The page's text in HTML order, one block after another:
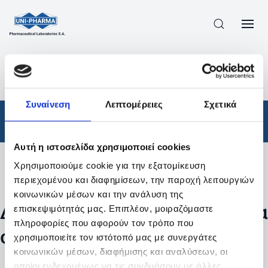
Συναίνεση Λεπτομέρειες Σχετικά
Αυτή η ιστοσελίδα χρησιμοποιεί cookies
Χρησιμοποιούμε cookie για την εξατομίκευση
περιεχομένου και διαφημίσεων, την παροχή λειτουργιών
κοινωνικών μέσων και την ανάλυση της
επισκεψιμότητάς μας. Επιπλέον, μοιραζόμαστε
πληροφορίες που αφορούν τον τρόπο που
χρησιμοποιείτε τον ιστότοπό μας με συνεργάτες
κοινωνικών μέσων, διαφήμισης και αναλύσεων, οι
οποίοι ενδεχομένως να τις συνδυάσουν με άλλες
ΠΡΟΪΟΝΤΑ
ΑΠΟΤΕΛΕΣΜΑΤΑ ΑΝΑΖΗΤΗΣΗΣ
Φάρμακα
Φίλτρα
Δεν βρέθηκαν προϊόντα με τα
συγκεκριμένα φίλτρα